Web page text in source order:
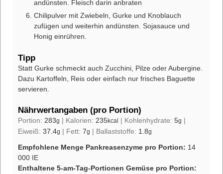
andünsten. Fleisch darin anbraten
Chilipulver mit Zwiebeln, Gurke und Knoblauch
zufügen und weiterhin andünsten. Sojasauce und
Honig einrühren.
Tipp
Statt Gurke schmeckt auch Zucchini, Pilze oder Aubergine.
Dazu Kartoffeln, Reis oder einfach nur frisches Baguette
servieren.
Nährwertangaben (pro Portion)
Portion: 283g | Kalorien: 235kcal | Kohlenhydrate: 5g |
Eiweiß: 37.4g | Fett: 7g | Ballaststoffe: 1.8g
Empfohlene Menge Pankreasenzyme pro Portion: 14
000 IE
Enthaltene 5-am-Tag-Portionen Gemüse pro Portion: